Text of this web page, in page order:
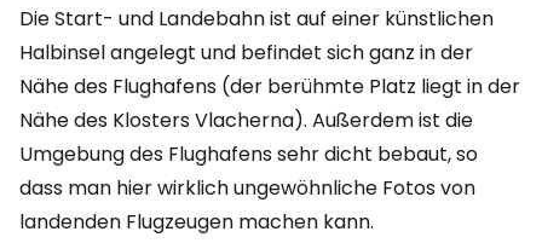
Die Start- und Landebahn ist auf einer künstlichen
Halbinsel angelegt und befindet sich ganz in der
Nähe des Flughafens (der berühmte Platz liegt in der
Nähe des Klosters Vlacherna). Außerdem ist die
Umgebung des Flughafens sehr dicht bebaut, so
dass man hier wirklich ungewöhnliche Fotos von
landenden Flugzeugen machen kann.